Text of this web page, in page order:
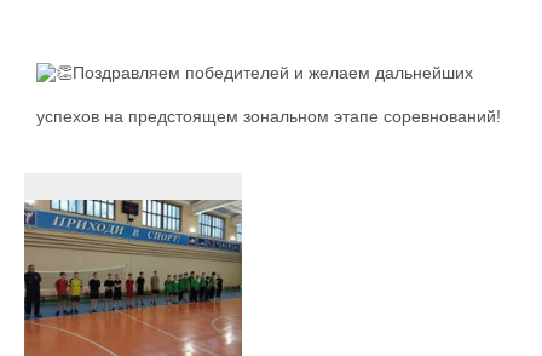
Поздравляем победителей и желаем дальнейших
успехов на предстоящем зональном этапе соревнований!